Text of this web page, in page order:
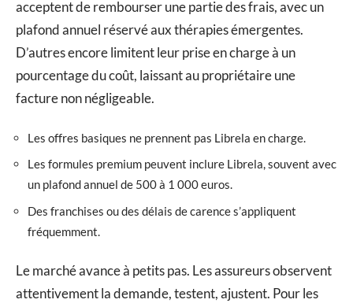
acceptent de rembourser une partie des frais, avec un
plafond annuel réservé aux thérapies émergentes.
D’autres encore limitent leur prise en charge à un
pourcentage du coût, laissant au propriétaire une
facture non négligeable.
Les offres basiques ne prennent pas Librela en charge.
Les formules premium peuvent inclure Librela, souvent avec
un plafond annuel de 500 à 1 000 euros.
Des franchises ou des délais de carence s’appliquent
fréquemment.
Le marché avance à petits pas. Les assureurs observent
attentivement la demande, testent, ajustent. Pour les